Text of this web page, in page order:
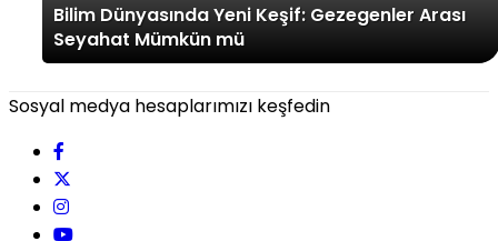
Bilim Dünyasında Yeni Keşif: Gezegenler Arası
Seyahat Mümkün mü
Sosyal medya hesaplarımızı keşfedin